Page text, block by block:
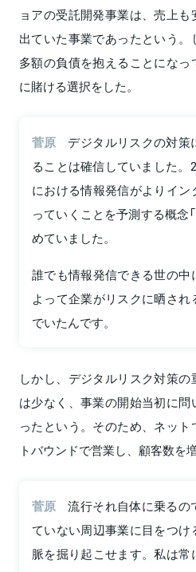
ョアの受託開発事業は、売上
出ていた事業であったという。
多額の負債を抱えることにな
に賭ける選択をした。
菅原
デジタルリスクの対策
ることは確信していました。
における情報発信がよりイ
っていくことを予測する概念
めていました。
誰でも情報発信できる世の
よって企業がリスクに晒さ
でいたんです。
しかし、デジタルリスク対策
は少なく、事業の開始当初に
ったという。そのため、ネッ
トバウンドで営業し、顧客数を
菅原
流行それ自体に乗るの
ていない周辺事業に目をつ
脈を掘り起こせます。私は